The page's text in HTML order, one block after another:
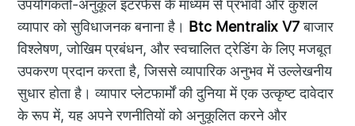
उपयोगकर्ता-अनुकूल इंटरफेस के माध्यम से प्रभावी और कुशल
व्यापार को सुविधाजनक बनाना है। Btc Mentralix V7बाजार
विश्लेषण, जोखिम प्रबंधन, और स्वचालित ट्रेडिंग के लिए मजबूत
उपकरण प्रदान करता है, जिससे व्यापारिक अनुभव में उल्लेखनीय
सुधार होता है। व्यापार प्लेटफार्मों की दुनिया में एक उत्कृष्ट दावेदार
के रूप में, यह अपने रणनीतियों को अनुकूलित करने और